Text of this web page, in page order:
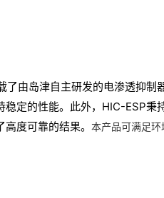
了由岛津自主研发的电渗透抑制
定的性能。此外， HIC-ESP秉
度可靠的结果。 本产品可满足